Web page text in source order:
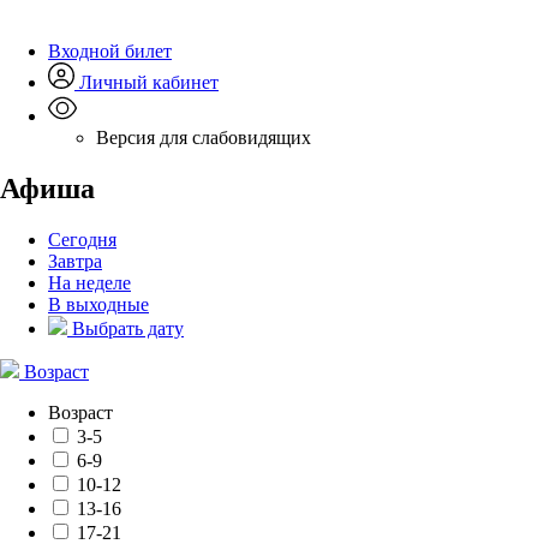
Входной билет
Личный кабинет
Версия для слабовидящих
Афиша
Сегодня
Завтра
На неделе
В выходные
Выбрать дату
Возраст
Возраст
3-5
6-9
10-12
13-16
17-21